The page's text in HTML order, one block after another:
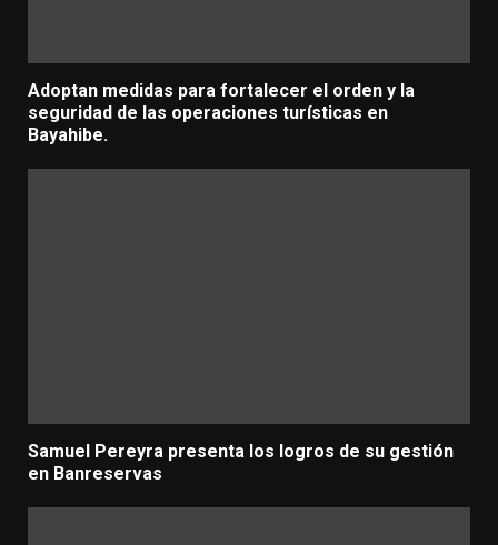
Adoptan medidas para fortalecer el orden y la
seguridad de las operaciones turísticas en
Bayahibe.
Samuel Pereyra presenta los logros de su gestión
en Banreservas